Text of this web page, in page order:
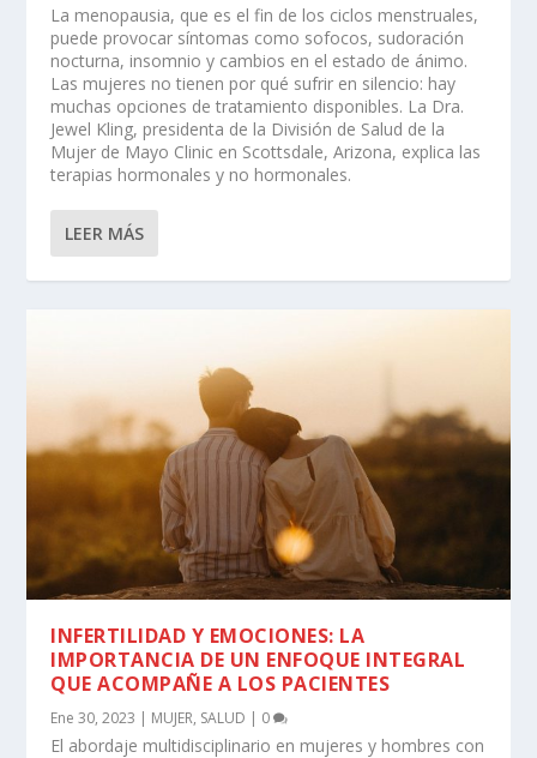
La menopausia, que es el fin de los ciclos menstruales,
puede provocar síntomas como sofocos, sudoración
nocturna, insomnio y cambios en el estado de ánimo.
Las mujeres no tienen por qué sufrir en silencio: hay
muchas opciones de tratamiento disponibles. La Dra.
Jewel Kling, presidenta de la División de Salud de la
Mujer de Mayo Clinic en Scottsdale, Arizona, explica las
terapias hormonales y no hormonales.
LEER MÁS
INFERTILIDAD Y EMOCIONES: LA
IMPORTANCIA DE UN ENFOQUE INTEGRAL
QUE ACOMPAÑE A LOS PACIENTES
Ene 30, 2023 | MUJER, SALUD | 0
El abordaje multidisciplinario en mujeres y hombres con